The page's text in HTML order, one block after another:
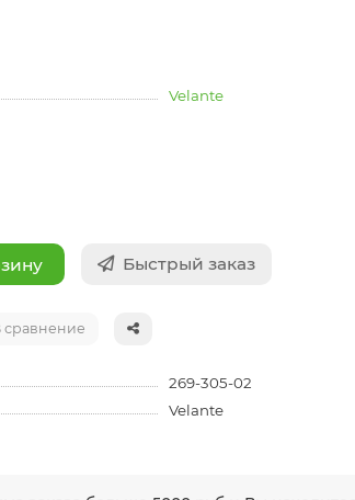
Velante
Быстрый заказ
сравнение
269-305-02
Velante